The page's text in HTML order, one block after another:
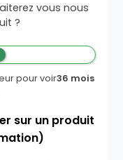
vous nous
?
pour voir36 mois
sur un produit